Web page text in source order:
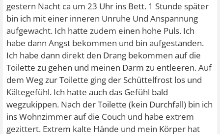
gestern Nacht ca um 23 Uhr ins Bett. 1 Stunde später
bin ich mit einer inneren Unruhe Und Anspannung
aufgewacht. Ich hatte zudem einen hohe Puls. Ich
habe dann Angst bekommen und bin aufgestanden.
Ich habe dann direkt den Drang bekommen auf die
Toilette zu gehen und meinen Darm zu entleeren. Auf
dem Weg zur Toilette ging der Schüttelfrost los und
Kältegefühl. Ich hatte auch das Gefühl bald
wegzukippen. Nach der Toilette (kein Durchfall) bin ich
ins Wohnzimmer auf die Couch und habe extrem
gezittert. Extrem kalte Hände und mein Körper hat